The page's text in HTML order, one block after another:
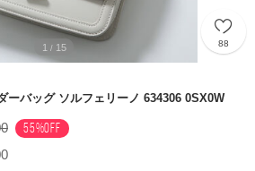
1 / 15 88
ーバッグ ソルフェリーノ 634306 0SX0W
55%OFF